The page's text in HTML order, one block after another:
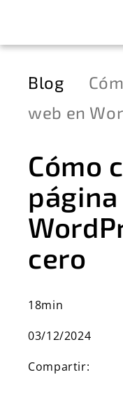
Blog
web en
Cómo
cero
18min
03/12/2024
Compartir: